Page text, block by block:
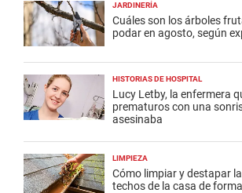
JARDINERÍA
Cuáles son los árboles
podar en agosto, según
HISTORIAS DE HOSPITAL
Lucy Letby, la enfermera
prematuros con una
asesinaba
LIMPIEZA
Cómo limpiar y destapar
techos de la casa de